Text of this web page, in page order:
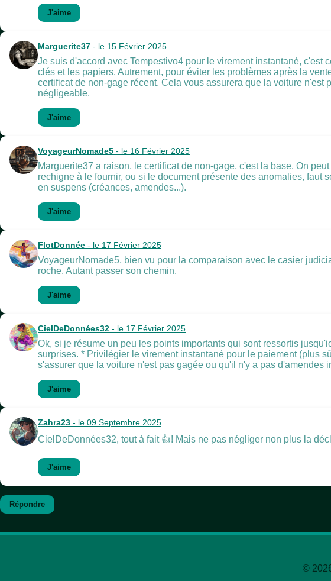
J'aime
Marguerite37 - le 15 Février 2025
Je suis d'accord avec Tempestivo4 pour le virement instantané,
clés et les papiers. Autrement, pour éviter les problèmes après la
certificat de non-gage récent. Cela vous assurera que la voiture
négligeable.
J'aime
VoyageurNomade5 - le 16 Février 2025
Marguerite37 a raison, le certificat de non-gage, c'est la base. On
rechigne à le fournir, ou si le document présente des anomalies,
en suspens (créances, amendes...).
J'aime
FlotDonnée - le 17 Février 2025
VoyageurNomade5, bien vu pour la comparaison avec le casier
roche. Autant passer son chemin.
J'aime
CielDeDonnées32 - le 17 Février 2025
Ok, si je résume un peu les points importants qui sont ressortis
surprises. * Privilégier le virement instantané pour le paiement (plus
s'assurer que la voiture n'est pas gagée ou qu'il n'y a pas
J'aime
Zahra23 - le 09 Septembre 2025
CielDeDonnées32, tout à fait 👍! Mais ne pas négliger non plus la
J'aime
Répondre
©